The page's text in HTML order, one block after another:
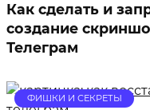
Как сделать и
создание
Телеграм
ФИШКИ И СЕКРЕТЫ